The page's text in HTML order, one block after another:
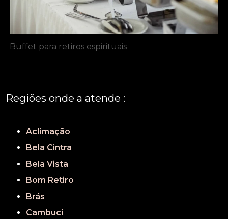
Buffet para retiros espirituais
Regiões onde a atende :
Aclimação
Bela Cintra
Bela Vista
Bom Retiro
Brás
Cambuci